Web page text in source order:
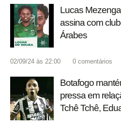
Lucas
assina com
Árabes
02/09/24 às 22:00 0 comentários
Botafogo
pressa em
Tchê Tchê,